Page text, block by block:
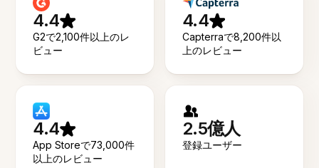
4.4
G2で2,100件以上のレ
ビュー
4.4
Capterraで8,200件以
上のレビュー
4.4
App Storeで73,000件
以上のレビュー
2.5億人
登録ユーザー